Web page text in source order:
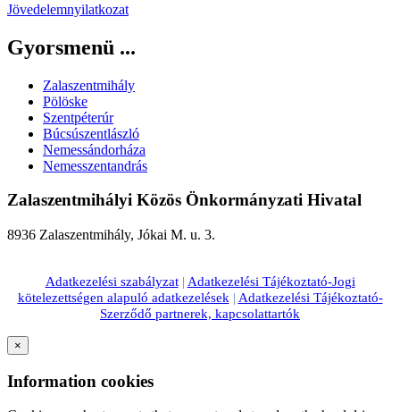
Jövedelemnyilatkozat
Gyorsmenü ...
Zalaszentmihály
Pölöske
Szentpéterúr
Búcsúszentlászló
Nemessándorháza
Nemesszentandrás
Zalaszentmihályi Közös Önkormányzati Hivatal
8936 Zalaszentmihály, Jókai M. u. 3.
Adatkezelési szabályzat| Adatkezelési Tájékoztató-Jogi
kötelezettségen alapuló adatkezelések | Adatkezelési Tájékoztató-
Szerződő partnerek, kapcsolattartók
×
Information cookies